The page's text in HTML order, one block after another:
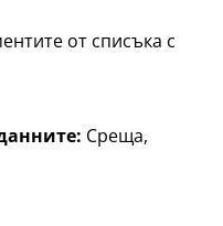
от списъка с
Среща,